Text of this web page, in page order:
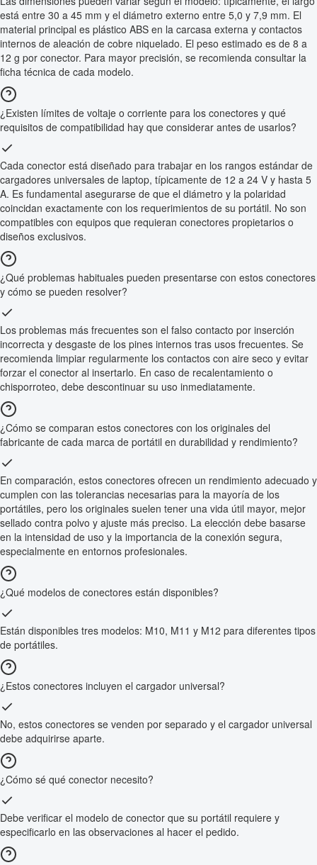
está entre 30 a 45 mm y el diámetro externo entre 5,0 y 7,9 mm. El
material principal es plástico ABS en la carcasa externa y contactos
internos de aleación de cobre niquelado. El peso estimado es de 8 a
12 g por conector. Para mayor precisión, se recomienda consultar la
ficha técnica de cada modelo.
¿Existen límites de voltaje o corriente para los conectores y qué
requisitos de compatibilidad hay que considerar antes de usarlos?
Cada conector está diseñado para trabajar en los rangos estándar de
cargadores universales de laptop, típicamente de 12 a 24 V y hasta 5
A. Es fundamental asegurarse de que el diámetro y la polaridad
coincidan exactamente con los requerimientos de su portátil. No son
compatibles con equipos que requieran conectores propietarios o
diseños exclusivos.
¿Qué problemas habituales pueden presentarse con estos conectores
y cómo se pueden resolver?
Los problemas más frecuentes son el falso contacto por inserción
incorrecta y desgaste de los pines internos tras usos frecuentes. Se
recomienda limpiar regularmente los contactos con aire seco y evitar
forzar el conector al insertarlo. En caso de recalentamiento o
chisporroteo, debe descontinuar su uso inmediatamente.
¿Cómo se comparan estos conectores con los originales del
fabricante de cada marca de portátil en durabilidad y rendimiento?
En comparación, estos conectores ofrecen un rendimiento adecuado y
cumplen con las tolerancias necesarias para la mayoría de los
portátiles, pero los originales suelen tener una vida útil mayor, mejor
sellado contra polvo y ajuste más preciso. La elección debe basarse
en la intensidad de uso y la importancia de la conexión segura,
especialmente en entornos profesionales.
¿Qué modelos de conectores están disponibles?
Están disponibles tres modelos: M10, M11 y M12 para diferentes tipos
de portátiles.
¿Estos conectores incluyen el cargador universal?
No, estos conectores se venden por separado y el cargador universal
debe adquirirse aparte.
¿Cómo sé qué conector necesito?
Debe verificar el modelo de conector que su portátil requiere y
especificarlo en las observaciones al hacer el pedido.